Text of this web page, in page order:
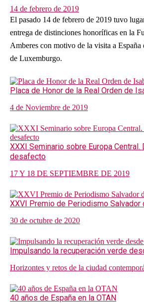
14 de febrero de 2019
El pasado 14 de febrero de 2019 tuvo
entrega de distinciones honoríficas en la
Amberes con motivo de la visita a
de Luxemburgo.
Placa de Honor de la Real Orden de
4 de Noviembre de 2019
XXXI Seminario sobre Europa Central.
desafecto
17 Y 18 DE SEPTIEMBRE DE 2019
XXVI Premio de Periodismo Salvador
30 de octubre de 2020
Impulsando la recuperación verde
Horizontes y retos de la ciudad
40 años de España en la OTAN